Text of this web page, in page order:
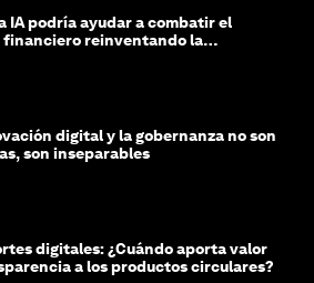
IA podría ayudar a combatir el
financiero reinventando la
digital y la gobernanza no son
son inseparables
digitales: ¿Cuándo aporta valor
a los productos circulares?